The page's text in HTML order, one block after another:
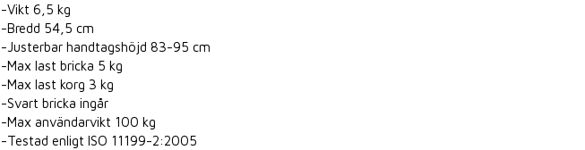
-Vikt 6,5 kg
-Bredd 54,5 cm
-Justerbar handtagshöjd 83-95 cm
-Max last bricka 5 kg
-Max last korg 3 kg
-Svart bricka ingår
-Max användarvikt 100 kg
-Testad enligt ISO 11199-2:2005